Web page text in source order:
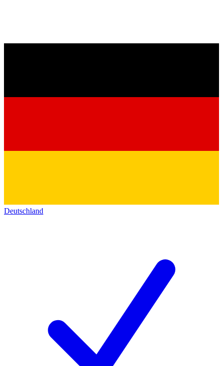
Deutschland